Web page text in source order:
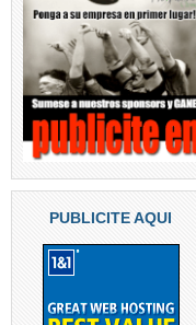
PUBLICITE AQUI